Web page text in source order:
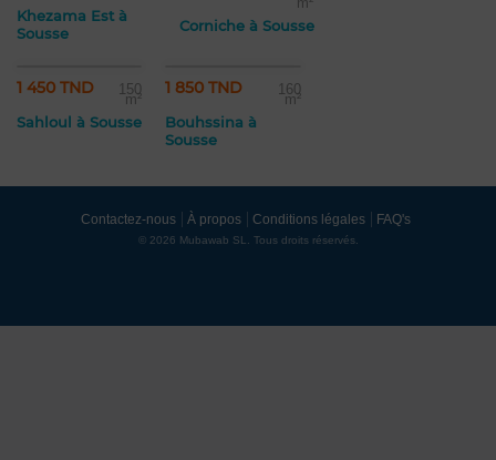
Khezama Est à
Sousse
Corniche à Sousse
1 450 TND 150
m²
Sahloul à Sousse
1 850 TND 160
m²
Bouhssina à
Sousse
Contactez-nous À propos Conditions légales FAQ's
© 2026 Mubawab SL. Tous droits réservés.